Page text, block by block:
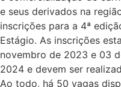
e seus derivados na
inscrições para a 4ª
Estágio. As inscrições
novembro de 2023 e 03
2024 e devem ser
Ao todo, há 50 vagas